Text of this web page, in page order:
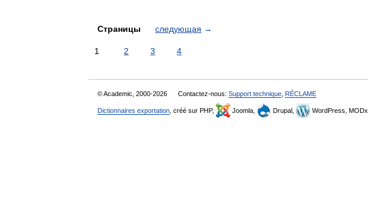
Страницы следующая →
1 2 3 4
© Academic, 2000-2026 Contactez-nous: Support technique RÉCLAME
Dictionnaires exportation , créé sur PHP, Joomla, Drupal, WordPress, MODx.